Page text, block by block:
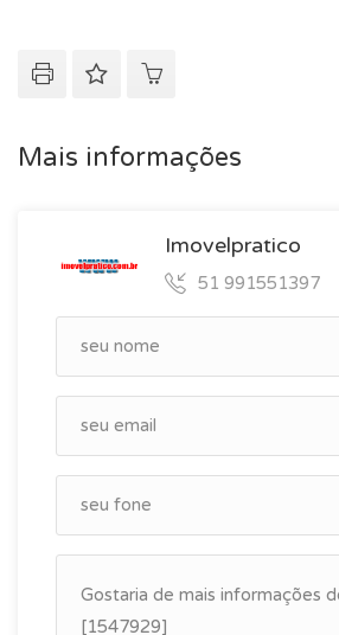
Mais informações
Imovelpratico
51 991551397